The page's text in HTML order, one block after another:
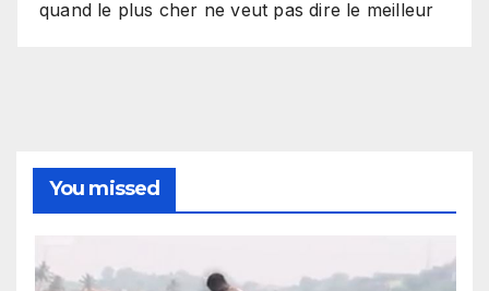
quand le plus cher ne veut pas dire le meilleur
You missed